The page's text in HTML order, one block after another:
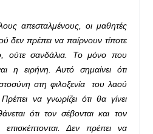
απεσταλμένους, οι μαθητές
δεν πρέπει να παίρνουν τίποτε
ούτε σανδάλια. Το μόνο που
η ειρήνη. Αυτό σημαίνει ότι
στη φιλοξενία του λαού
να γνωρίζει ότι θα γίνει
ότι τον σέβονται και τον
επισκέπτονται. Δεν πρέπει να